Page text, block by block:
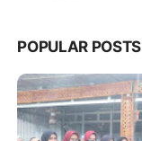
POPULAR POSTS